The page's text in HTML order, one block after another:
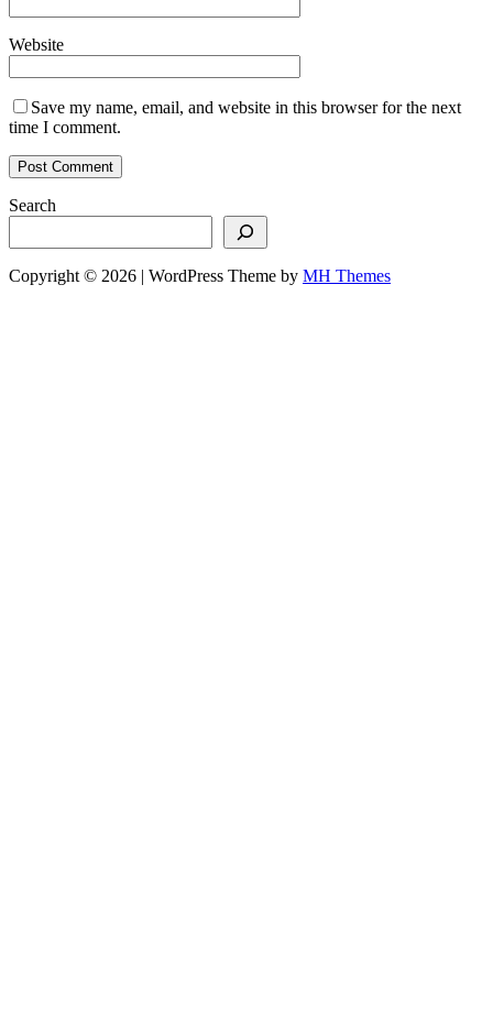
Website
Save my name, email, and website in this browser for the next
time I comment.
Search
Copyright © 2026 | WordPress Theme by MH Themes